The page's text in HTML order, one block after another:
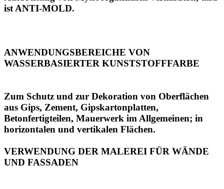
ist ANTI-MOLD.
ANWENDUNGSBEREICHE VON
WASSERBASIERTER KUNSTSTOFFFARBE
Zum Schutz und zur Dekoration von Oberflächen
aus Gips, Zement, Gipskartonplatten,
Betonfertigteilen, Mauerwerk im Allgemeinen; in
horizontalen und vertikalen Flächen.
VERWENDUNG DER MALEREI FÜR WÄNDE
UND FASSADEN